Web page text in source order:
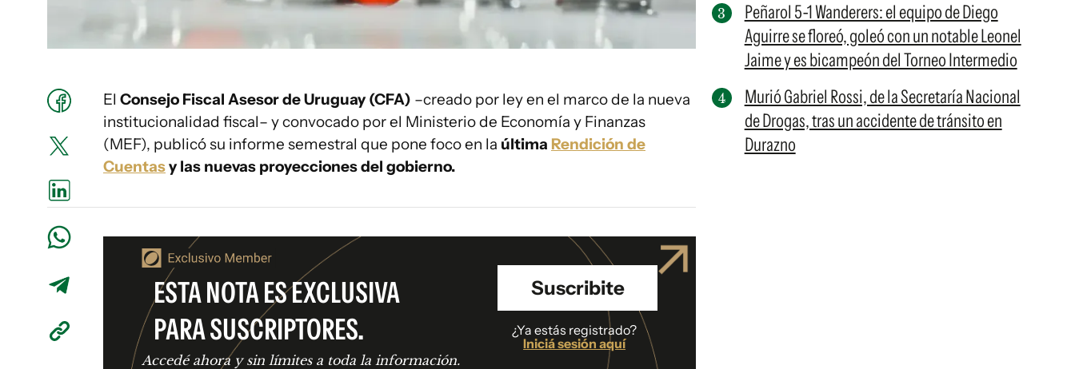
El Consejo Fiscal Asesor de Uruguay (CFA) –creado por ley en el marco de la nueva
institucionalidad fiscal– y convocado por el Ministerio de Economía y Finanzas
(MEF), publicó su informe semestral que pone foco en la última Rendición de
Cuentasy las nuevas proyecciones del gobierno.
ESTA NOTA ES EXCLUSIVA
PARA SUSCRIPTORES.
Accedé ahora y sin límites a toda la información.
Suscribite
¿Ya estás registrado?
Iniciá sesión aquí
Peñarol 5-1 Wanderers: el equipo de Diego
Aguirre se floreó, goleó con un notable Leonel
Jaime y es bicampeón del Torneo Intermedio
Murió Gabriel Rossi, de la Secretaría Nacional
de Drogas, tras un accidente de tránsito en
Durazno